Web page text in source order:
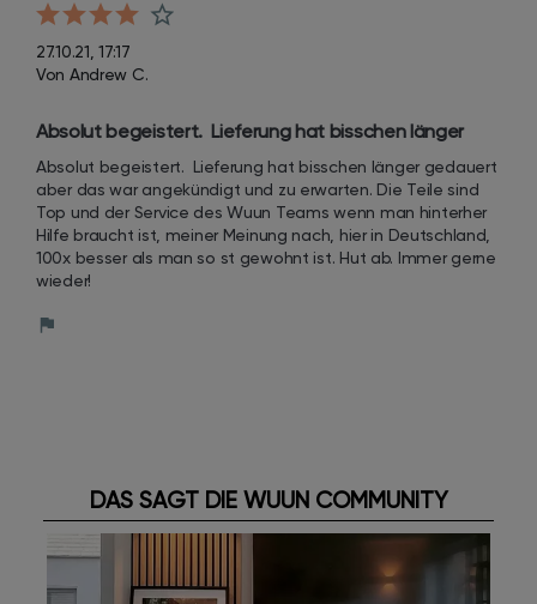
27.10.21, 17:17
Von Andrew C.
Absolut begeistert.  Lieferung hat bisschen länger
gedauert aber das war angekündigt und zu erwarten.
Die Teile sind Top und der Service des Wuun Teams
wenn man hinterher Hilfe braucht ist, meiner Mei
Absolut begeistert.  Lieferung hat bisschen länger gedauert
aber das war angekündigt und zu erwarten. Die Teile sind
Top und der Service des Wuun Teams wenn man hinterher
Hilfe braucht ist, meiner Meinung nach, hier in Deutschland,
100x besser als man so st gewohnt ist. Hut ab. Immer gerne
wieder!
DAS SAGT DIE WUUN COMMUNITY